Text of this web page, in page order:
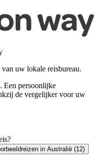
uw lokale reisbureau.
Een persoonlijke
de vergelijker voor uw
in Australië (12)